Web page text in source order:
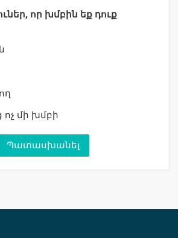
որ խմբին եք դուք
ոչ մի խմբի